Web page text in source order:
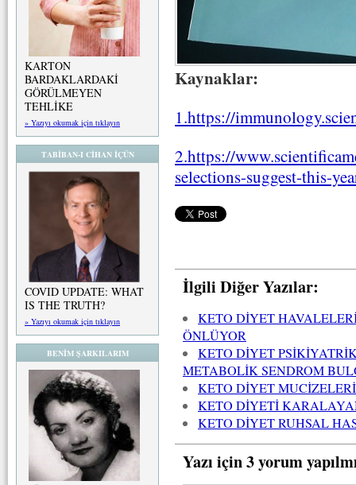
KARTON
BARDAKLARDAKİ
GÖRÜLMEYEN
TEHLİKE
» Yazıyı okumak için tıklayın
TABİBAN-I CİHAN İÇÜN
COVID UPDATE: WHAT
IS THE TRUTH?
» Yazıyı okumak için tıklayın
BENİM ŞARKILARIM
Kaynaklar:
1.https://
2.https://
selections-suggest-this-
İlgili Diğer Yazılar:
KETO DİYET
ÖNLÜYOR
KETO DİYET
METABOLİK SENDROM
KETO DİYET MUCİZELERİ
KETO DİYETİ
KETO DİYET RUHSAL
Yazı için 3 yorum